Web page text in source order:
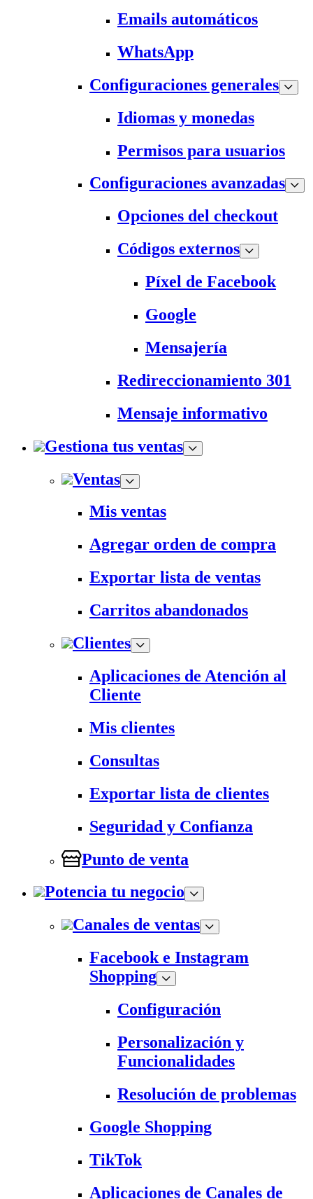
Emails automáticos
WhatsApp
Configuraciones generales
Idiomas y monedas
Permisos para usuarios
Configuraciones avanzadas
Opciones del checkout
Códigos externos
Píxel de Facebook
Google
Mensajería
Redireccionamiento 301
Mensaje informativo
Gestiona tus ventas
Ventas
Mis ventas
Agregar orden de compra
Exportar lista de ventas
Carritos abandonados
Clientes
Aplicaciones de Atención al
Cliente
Mis clientes
Consultas
Exportar lista de clientes
Seguridad y Confianza
Punto de venta
Potencia tu negocio
Canales de ventas
Facebook e Instagram
Shopping
Configuración
Personalización y
Funcionalidades
Resolución de problemas
Google Shopping
TikTok
Aplicaciones de Canales de